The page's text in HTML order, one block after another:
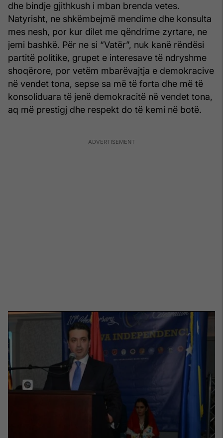
dhe bindje gjithkush i mban brenda vetes.
Natyrisht, ne shkëmbejmë mendime dhe konsulta
mes nesh, por kur dilet me qëndrime zyrtare, ne
jemi bashkë. Për ne si “Vatër”, nuk kanë rëndësi
partitë politike, grupet e interesave të ndryshme
shoqërore, por vetëm mbarëvajtja e demokracive
në vendet tona, sepse sa më të forta dhe më të
konsoliduara të jenë demokracitë në vendet tona,
aq më prestigj dhe respekt do të kemi në botë.